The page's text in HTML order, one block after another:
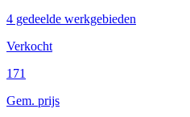
4 gedeelde werkgebieden
Verkocht
171
Gem. prijs